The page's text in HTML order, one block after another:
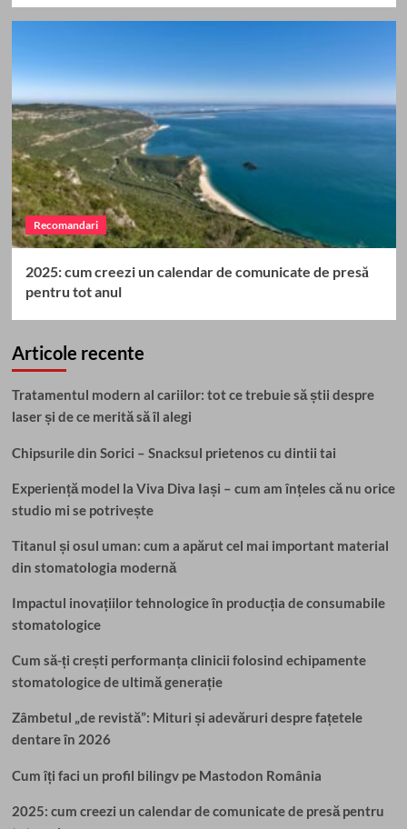
Recomandari
2025: cum creezi un calendar de comunicate de presă
pentru tot anul
Articole recente
Tratamentul modern al cariilor: tot ce trebuie să știi despre
laser și de ce merită să îl alegi
Chipsurile din Sorici – Snacksul prietenos cu dintii tai
Experiență model la Viva Diva Iași – cum am înțeles că nu orice
studio mi se potrivește
Titanul și osul uman: cum a apărut cel mai important material
din stomatologia modernă
Impactul inovațiilor tehnologice în producția de consumabile
stomatologice
Cum să-ți crești performanța clinicii folosind echipamente
stomatologice de ultimă generație
Zâmbetul „de revistă”: Mituri și adevăruri despre fațetele
dentare în 2026
Cum îți faci un profil bilingv pe Mastodon România
2025: cum creezi un calendar de comunicate de presă pentru